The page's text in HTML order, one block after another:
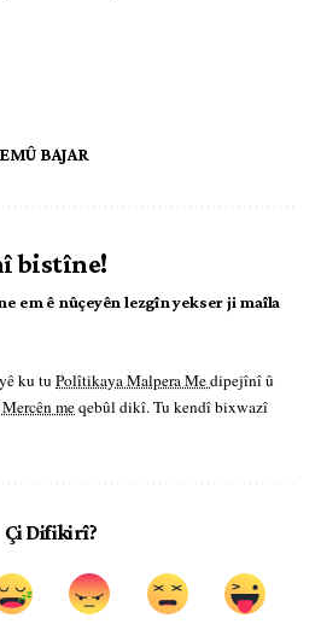
BAJAR
bistîne!
em ê nûçeyên lezgîn yekser ji maîla
ku tu Polîtikaya Malpera Medipejînî û
meqebûl dikî. Tu kendî bixwazî
Çi Difikirî?